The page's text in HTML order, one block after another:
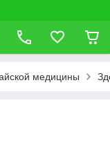
медицины